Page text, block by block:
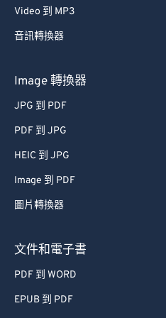
Video 到 MP3
音訊轉換器
Image 轉換器
JPG 到 PDF
PDF 到 JPG
HEIC 到 JPG
Image 到 PDF
圖片轉換器
文件和電子書
PDF 到 WORD
EPUB 到 PDF